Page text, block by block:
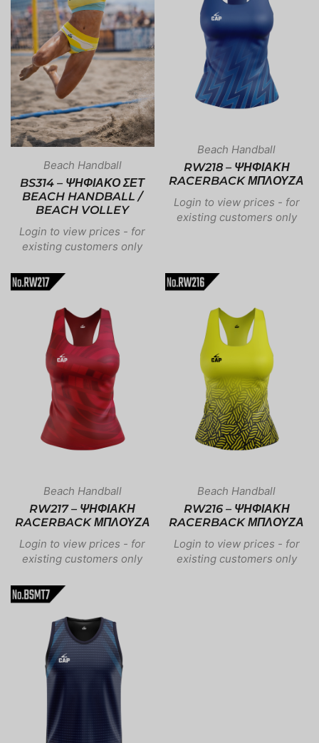
Beach Handball
BS314 – ΨΗΦΙΑΚΟ ΣΕΤ
BEACH HANDBALL /
BEACH VOLLEY
Login to view prices - for
existing customers only
Beach Handball
RW218 – ΨΗΦΙΑΚΗ
RACERBACK ΜΠΛΟΥΖΑ
Login to view prices - for
existing customers only
Beach Handball
RW217 – ΨΗΦΙΑΚΗ
RACERBACK ΜΠΛΟΥΖΑ
Login to view prices - for
existing customers only
Beach Handball
RW216 – ΨΗΦΙΑΚΗ
RACERBACK ΜΠΛΟΥΖΑ
Login to view prices - for
existing customers only